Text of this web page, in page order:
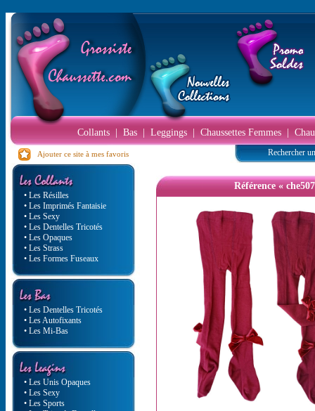
Collants| Bas| Leggings| Chaussettes Femmes|
Ajouter ce site à mes favoris Rechercher
• Les Résilles
• Les Imprimés Fantaisie
• Les Sexy
• Les Dentelles Tricotés
• Les Opaques
• Les Strass
• Les Formes Fuseaux
• Les Dentelles Tricotés
• Les Autofixants
• Les Mi-Bas
• Les Unis Opaques
• Les Sexy
• Les Sports
Référence «